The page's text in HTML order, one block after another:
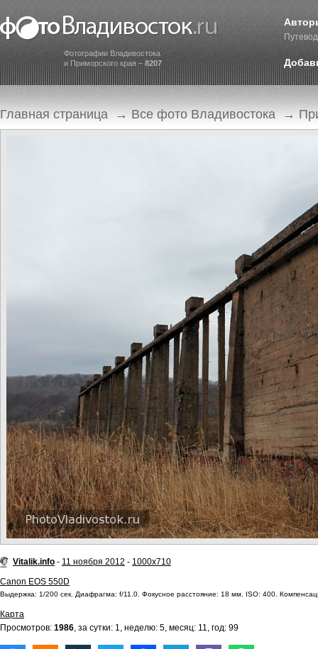
Фотографии Владивостока
и Приморского края – 8207
Главная страница → Все фото Владивостока →
Vitalik.info - 11 ноября 2012 - 1000x710
Canon EOS 550D
Выдержка: 1/200 сек. Диафрагма: f/11.0. Фокусное расстояние: 18 мм. ISO: 400.
Карта
Просмотров: 1986, за сутки: 1, неделю: 5, месяц: 11, год: 99